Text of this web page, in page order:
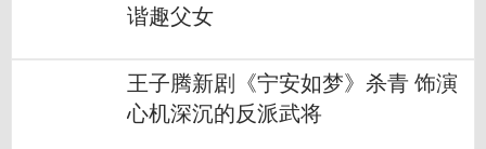
谐趣父女
王子腾新剧《宁安如梦》杀青 饰演
心机深沉的反派武将